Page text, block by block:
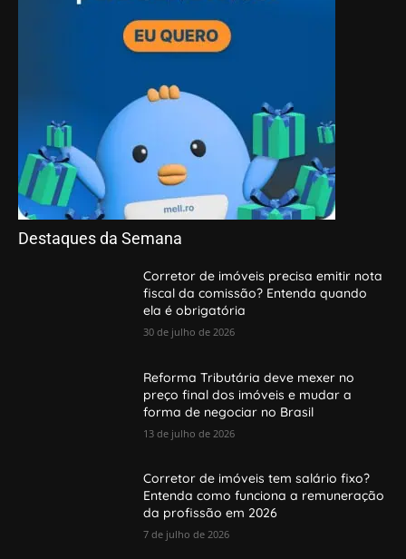
Destaques da Semana
Corretor de imóveis precisa emitir nota
fiscal da comissão? Entenda quando
ela é obrigatória
30 de julho de 2026
Reforma Tributária deve mexer no
preço final dos imóveis e mudar a
forma de negociar no Brasil
13 de julho de 2026
Corretor de imóveis tem salário fixo?
Entenda como funciona a remuneração
da profissão em 2026
7 de julho de 2026